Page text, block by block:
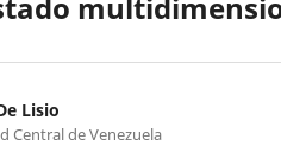
Lisio
Central de Venezuela